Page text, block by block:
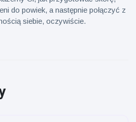
do powiek, a następnie połączyć z
siebie, oczywiście.